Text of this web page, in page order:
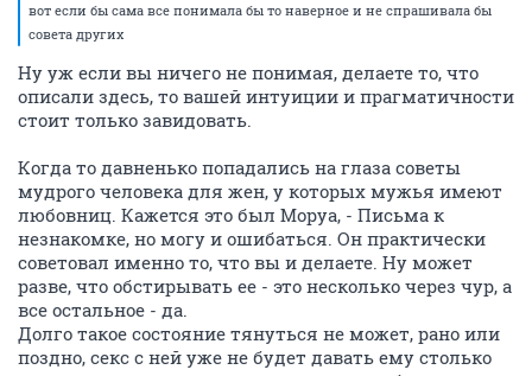
вот если бы сама все понимала бы то наверное и не спрашивала бы
совета других
Ну уж если вы ничего не понимая, делаете то, что
описали здесь, то вашей интуиции и прагматичности
стоит только завидовать.
Когда то давненько попадались на глаза советы
мудрого человека для жен, у которых мужья имеют
любовниц. Кажется это был Моруа, - Письма к
незнакомке, но могу и ошибаться. Он практически
советовал именно то, что вы и делаете. Ну может
разве, что обстирывать ее - это несколько через чур, а
все остальное - да.
Долго такое состояние тянуться не может, рано или
поздно, секс с ней уже не будет давать ему столько